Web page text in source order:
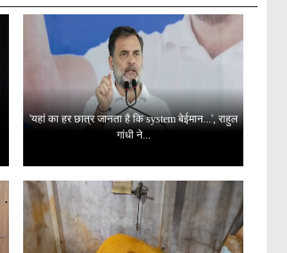
'यहां का हर छात्र जानता है कि system बेईमान...', राहुल
गांधी ने...